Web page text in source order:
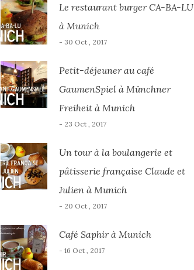
Le restaurant burger CA-BA-LU
à Munich
- 30 Oct , 2017
Petit-déjeuner au café
GaumenSpiel à Münchner
Freiheit à Munich
- 23 Oct , 2017
Un tour à la boulangerie et
pâtisserie française Claude et
Julien à Munich
- 20 Oct , 2017
Café Saphir à Munich
- 16 Oct , 2017